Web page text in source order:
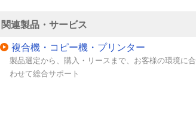
関連製品・サービス
複合機・コピー機・プリンター
製品選定から、購入・リースまで、お客様の環境に合
わせて総合サポート